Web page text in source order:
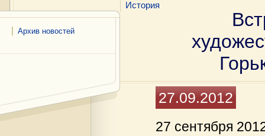
Архив новостей
История
27.09.2012
27 сентября